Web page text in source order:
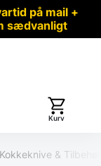
på mail +
sædvanligt
Kurv
Kokkeknive & Tilbehør